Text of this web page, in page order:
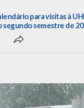
para visitas à
segundo semestre de